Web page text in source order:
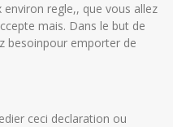
regle,, que vous allez
mais. Dans le but de
besoinpour emporter de
ceci declaration ou
AMINATUS ZUHRIAH
STAT